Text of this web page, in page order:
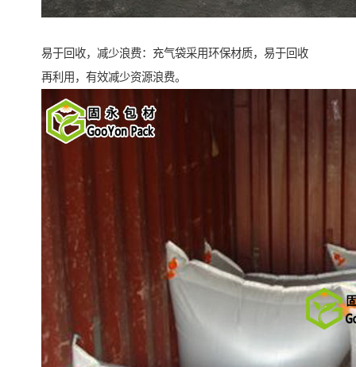
易于回收，减少浪费：充气袋采用环保材质，易于回收
再利用，有效减少资源浪费。